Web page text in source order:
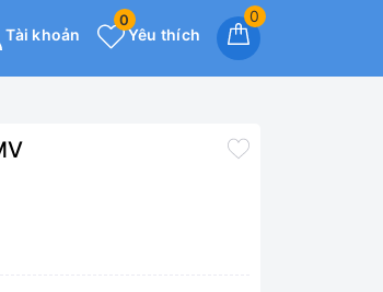
0
Yêu thích
0
Tài khoản